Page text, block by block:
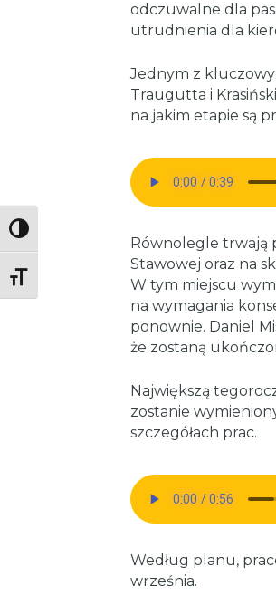
Toggle High Contrast
Toggle Font size
odczuwalne dla
utrudnienia dla
Jednym z
Traugutta i
na jakim etapie są
Równolegle trwają
Stawowej oraz na
W tym miejscu
na wymagania
ponownie. Daniel
że zostaną
Największą
zostanie
szczegółach prac.
Według planu,
września.